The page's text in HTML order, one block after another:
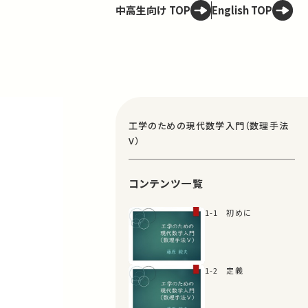
中高生向け TOP English TOP
工学のための現代数学入門（数理手法
V）
コンテンツ一覧
1-1 初めに
1-2 定義